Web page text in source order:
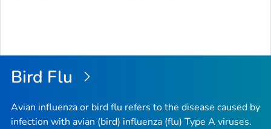
Bird Flu
Avian influenza or bird flu refers to the disease caused by
infection with avian (bird) influenza (flu) Type A viruses.